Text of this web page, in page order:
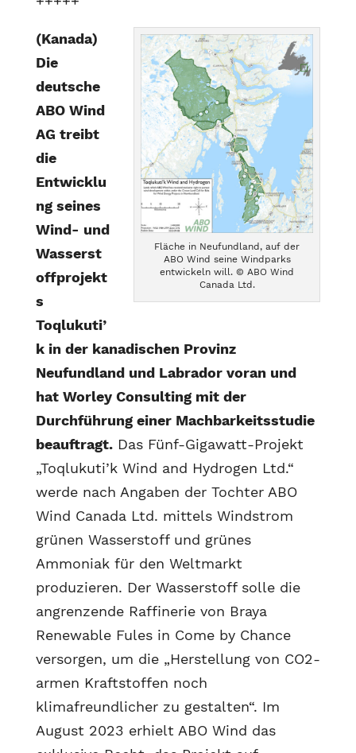
Fläche in Neufundland, auf der
ABO Wind seine Windparks
entwickeln will. © ABO Wind
Canada Ltd.
(Kanada)
Die
deutsche
ABO Wind
AG treibt
die
Entwicklu
ng seines
Wind- und
Wasserst
offprojekt
s
Toqlukuti’
k in der kanadischen Provinz
Neufundland und Labrador voran und
hat Worley Consulting mit der
Durchführung einer Machbarkeitsstudie
beauftragt.Das Fünf-Gigawatt-Projekt
„Toqlukuti’k Wind and Hydrogen Ltd.“
werde nach Angaben der Tochter ABO
Wind Canada Ltd. mittels Windstrom
grünen Wasserstoff und grünes
Ammoniak für den Weltmarkt
produzieren. Der Wasserstoff solle die
angrenzende Raffinerie von Braya
Renewable Fules in Come by Chance
versorgen, um die „Herstellung von CO2-
armen Kraftstoffen noch
klimafreundlicher zu gestalten“. Im
August 2023 erhielt ABO Wind das